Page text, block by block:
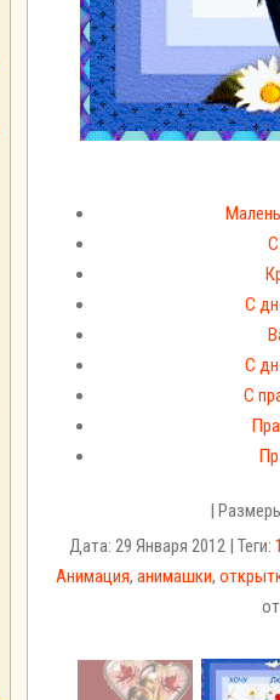
С
С
С
|
Дата: 29 Января 2012 | Теги:
Анимация, анимашки,